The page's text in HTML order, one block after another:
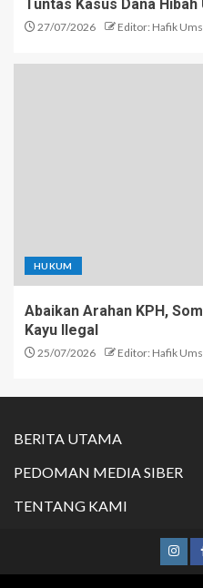
Tuntas Kasus Dana Hibah
27/07/2026 Editor: Hafik
HUKUM
Abaikan Arahan KPH,
Kayu Ilegal
25/07/2026 Editor: Hafik
BERITA UTAMA
PEDOMAN MEDIA SIBER
TENTANG KAMI